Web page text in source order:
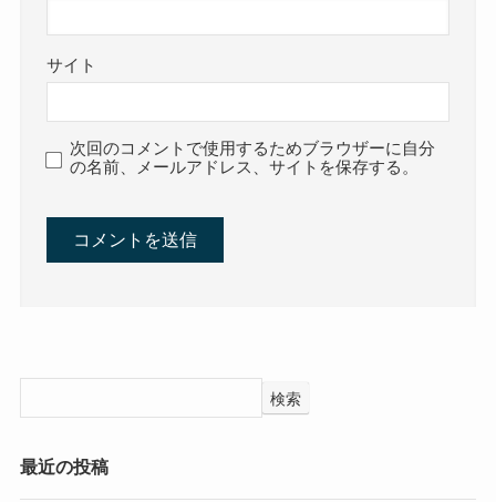
サイト
次回のコメントで使用するためブラウザーに自分
の名前、メールアドレス、サイトを保存する。
検索
最近の投稿